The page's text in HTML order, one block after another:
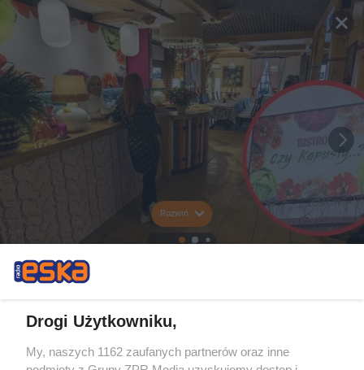
Rozwiń
Drogi Użytkowniku,
My, naszych 1162 zaufanych partnerów oraz inne